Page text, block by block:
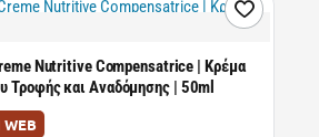
Nutritive Compensatrice | Κρέμα
Τροφής και Αναδόμησης | 50ml